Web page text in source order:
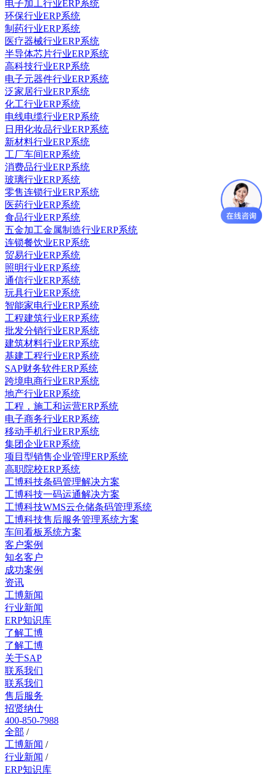
电子加工行业ERP系统
环保行业ERP系统
制药行业ERP系统
医疗器械行业ERP系统
半导体芯片行业ERP系统
高科技行业ERP系统
电子元器件行业ERP系统
泛家居行业ERP系统
化工行业ERP系统
电线电缆行业ERP系统
日用化妆品行业ERP系统
新材料行业ERP系统
工厂车间ERP系统
消费品行业ERP系统
玻璃行业ERP系统
零售连锁行业ERP系统
医药行业ERP系统
食品行业ERP系统
五金加工金属制造行业ERP系统
连锁餐饮业ERP系统
贸易行业ERP系统
照明行业ERP系统
通信行业ERP系统
玩具行业ERP系统
智能家电行业ERP系统
工程建筑行业ERP系统
批发分销行业ERP系统
建筑材料行业ERP系统
基建工程行业ERP系统
SAP财务软件ERP系统
跨境电商行业ERP系统
地产行业ERP系统
工程，施工和运营ERP系统
电子商务行业ERP系统
移动手机行业ERP系统
集团企业ERP系统
项目型销售企业管理ERP系统
高职院校ERP系统
工博科技条码管理解决方案
工博科技一码运通解决方案
工博科技WMS云仓储条码管理系统
工博科技售后服务管理系统方案
车间看板系统方案
客户案例
知名客户
成功案例
资讯
工博新闻
行业新闻
ERP知识库
了解工博
了解工博
关于SAP
联系我们
联系我们
售后服务
招贤纳仕
400-850-7988
全部 /
工博新闻 /
行业新闻 /
ERP知识库